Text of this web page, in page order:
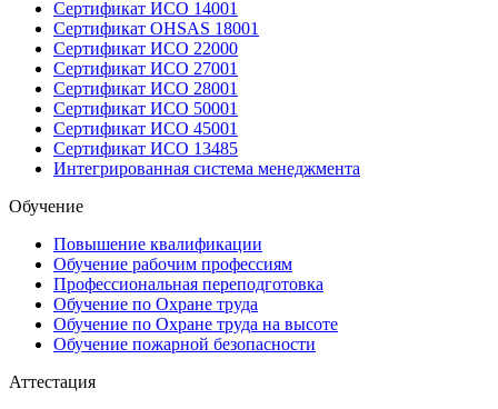
Сертификат ИСО 14001
Сертификат OHSAS 18001
Сертификат ИСО 22000
Сертификат ИСО 27001
Сертификат ИСО 28001
Сертификат ИСО 50001
Сертификат ИСО 45001
Сертификат ИСО 13485
Интегрированная система менеджмента
Обучение
Повышение квалификации
Обучение рабочим профессиям
Профессиональная переподготовка
Обучение по Охране труда
Обучение по Охране труда на высоте
Обучение пожарной безопасности
Аттестация